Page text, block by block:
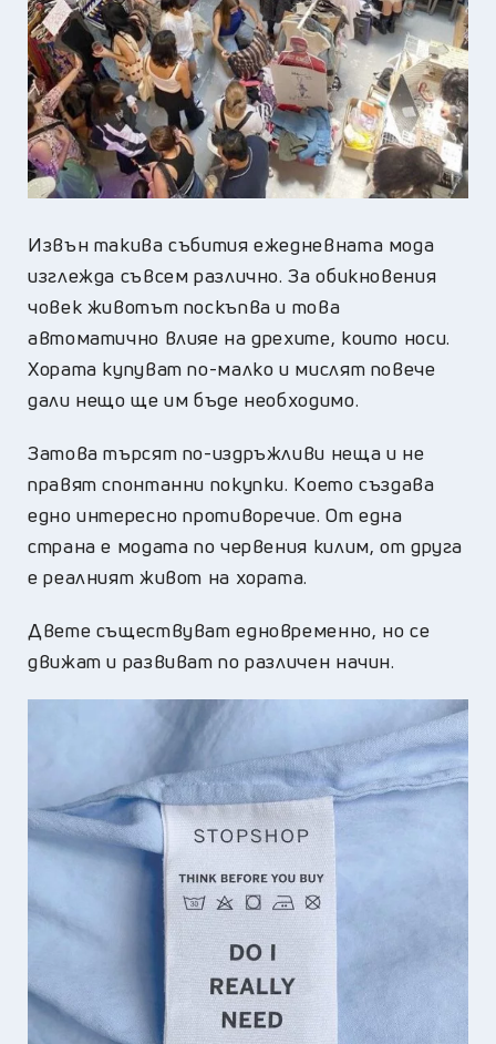
Извън такива събития ежедневната мода
изглежда съвсем различно. За обикновения
човек животът поскъпва и това
автоматично влияе на дрехите, които носи.
Хората купуват по-малко и мислят повече
дали нещо ще им бъде необходимо.
Затова търсят по-издръжливи неща и не
правят спонтанни покупки. Което създава
едно интересно противоречие. От една
страна е модата по червения килим, от друга
е реалният живот на хората.
Двете съществуват едновременно, но се
движат и развиват по различен начин.